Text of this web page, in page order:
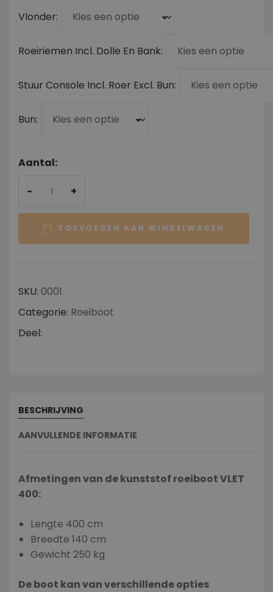
Vlonder
Roeiriemen Incl. Dolle En Bank
Stuur Console Incl. Roer Excl. Bun
Bun
Aantal:
- +
TOEVOEGEN AAN WINKELWAGEN
SKU: 0001
Categorie: Roeiboot
Deel:
BESCHRIJVING
AANVULLENDE INFORMATIE
Afmetingen van de kunststof roeiboot VLET
400:
Lengte 400 cm
Breedte 140 cm
Gewicht 250 kg
De boot kan van verschillende opties